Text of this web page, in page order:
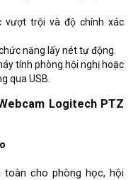
vượt trội và độ chính xác
năng lấy nét tự động.
tính phòng hội nghị hoặc
qua USB.
Logitech PTZ
cho phòng học, hội